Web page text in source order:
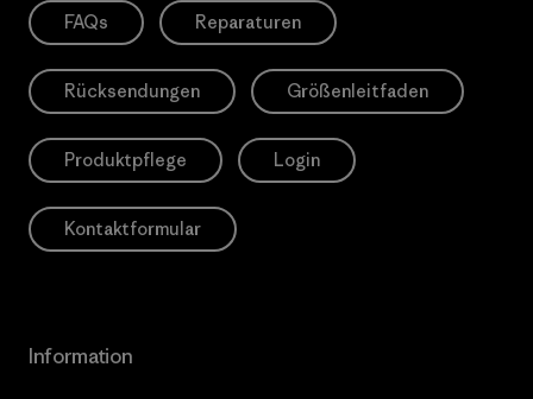
FAQs Reparaturen
Rücksendungen Größenleitfaden
Produktpflege Login
Kontaktformular
Information